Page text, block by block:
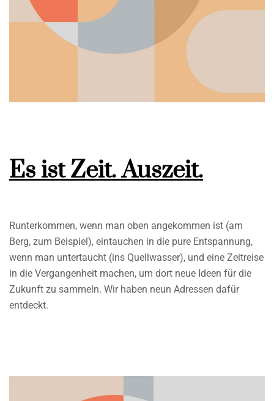
Es ist Zeit. Auszeit.
Runterkommen, wenn man oben angekommen ist (am
Berg, zum Beispiel), eintauchen in die pure Entspannung,
wenn man untertaucht (ins Quellwasser), und eine Zeitreise
in die Vergangenheit machen, um dort neue Ideen für die
Zukunft zu sammeln. Wir haben neun Adressen dafür
entdeckt.